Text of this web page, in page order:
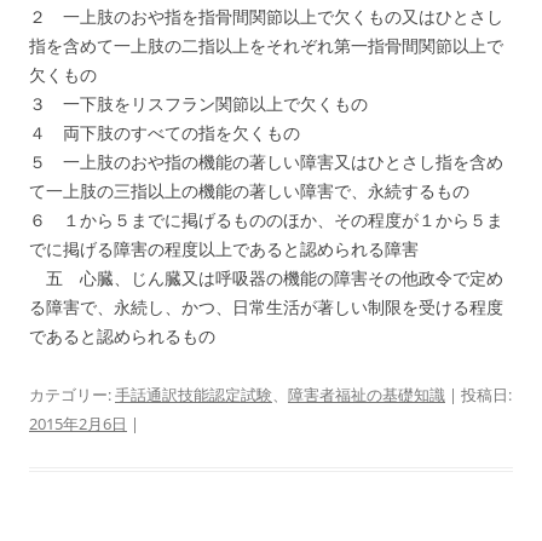
２ 一上肢のおや指を指骨間関節以上で欠くもの又はひとさし
指を含めて一上肢の二指以上をそれぞれ第一指骨間関節以上で
欠くもの
３ 一下肢をリスフラン関節以上で欠くもの
４ 両下肢のすべての指を欠くもの
５ 一上肢のおや指の機能の著しい障害又はひとさし指を含め
て一上肢の三指以上の機能の著しい障害で、永続するもの
６ １から５までに掲げるもののほか、その程度が１から５ま
でに掲げる障害の程度以上であると認められる障害
五 心臓、じん臓又は呼吸器の機能の障害その他政令で定め
る障害で、永続し、かつ、日常生活が著しい制限を受ける程度
であると認められるもの
カテゴリー:手話通訳技能認定試験、 障害者福祉の基礎知識 | 投稿日:
2015年2月6日 |